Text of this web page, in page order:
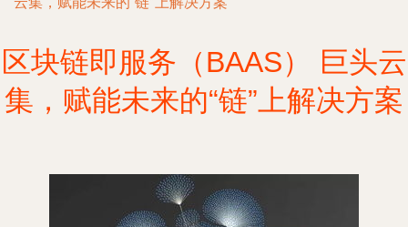
区块链即服务（BAAS） 巨头云
集，赋能未来的“链”上解决方案